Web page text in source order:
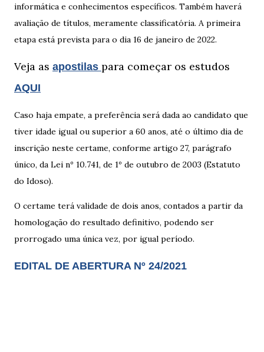
informática e conhecimentos específicos. Também haverá
avaliação de títulos, meramente classificatória. A primeira
etapa está prevista para o dia 16 de janeiro de 2022.
Veja as apostilas para começar os estudos
AQUI
Caso haja empate, a preferência será dada ao candidato que
tiver idade igual ou superior a 60 anos, até o último dia de
inscrição neste certame, conforme artigo 27, parágrafo
único, da Lei nº 10.741, de 1º de outubro de 2003 (Estatuto
do Idoso).
O certame terá validade de dois anos, contados a partir da
homologação do resultado definitivo, podendo ser
prorrogado uma única vez, por igual período.
EDITAL DE ABERTURA Nº 24/2021